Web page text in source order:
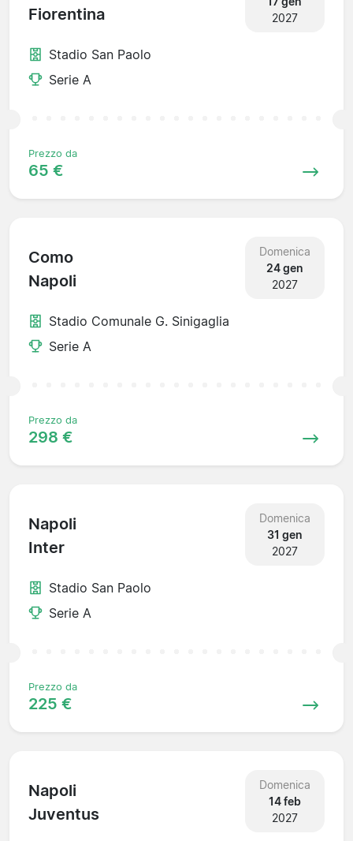
Fiorentina
2027
Stadio San Paolo
Serie A
Prezzo da
65 €
Como
Napoli
Domenica
24 gen
2027
Stadio Comunale G. Sinigaglia
Serie A
Prezzo da
298 €
Napoli
Inter
Domenica
31 gen
2027
Stadio San Paolo
Serie A
Prezzo da
225 €
Napoli
Juventus
Domenica
14 feb
2027